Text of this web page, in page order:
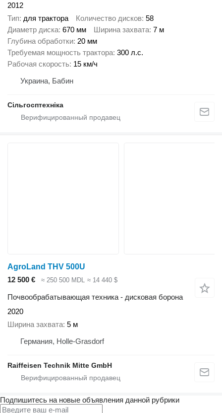
2012
Тип для трактора Количество дисков 58
Диаметр диска 670 мм Ширина захвата 7 м
Глубина обработки 20 мм
Требуемая мощность трактора 300 л.с.
Рабочая скорость 15 км/ч
Украина, Бабин
Сільгосптехніка
AgroLand THV 500U
12 500 €
≈ 250 500 MDL ≈ 14 440 $
Почвообрабатывающая техника - дисковая борона
2020
Ширина захвата 5 м
Германия, Holle-Grasdorf
Raiffeisen Technik Mitte GmbH
Подпишитесь на новые объявления данной рубрики